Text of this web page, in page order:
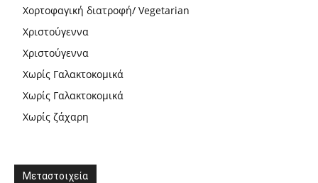
Χορτοφαγική διατροφή/ Vegetarian
Χριστούγεννα
Χριστούγεννα
Χωρίς Γαλακτοκομικά
Χωρίς Γαλακτοκομικά
Χωρίς ζάχαρη
Μεταστοιχεία